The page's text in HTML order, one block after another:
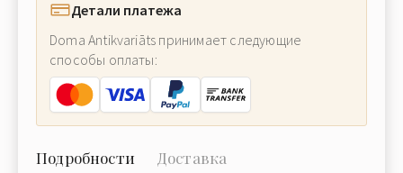
Детали платежа
Doma Antikvariāts принимает следующие
способы оплаты:
Подробности Доставка